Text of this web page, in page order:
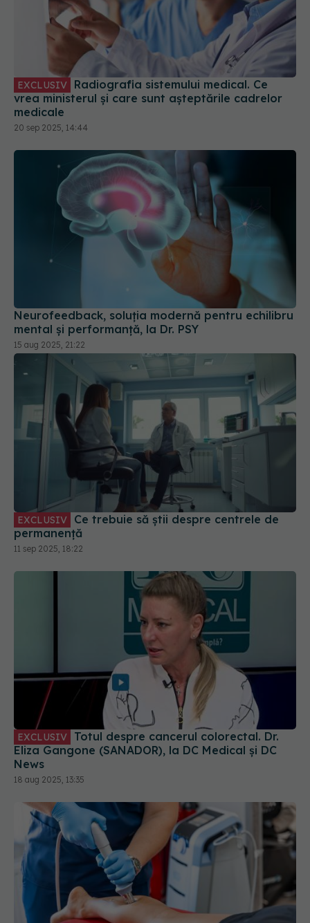
EXCLUSIV
vrea ministerul și care sunt așteptările cadrelor
medicale
20 sep 2025, 14:44
Neurofeedback, soluția modernă pentru echilibru
mental și performanță, la Dr. PSY
15 aug 2025, 21:22
EXCLUSIV Ce trebuie să știi despre centrele de
permanență
11 sep 2025, 18:22
EXCLUSIV Totul despre cancerul colorectal. Dr.
Eliza Gangone (SANADOR), la DC Medical și DC
News
18 aug 2025, 13:35